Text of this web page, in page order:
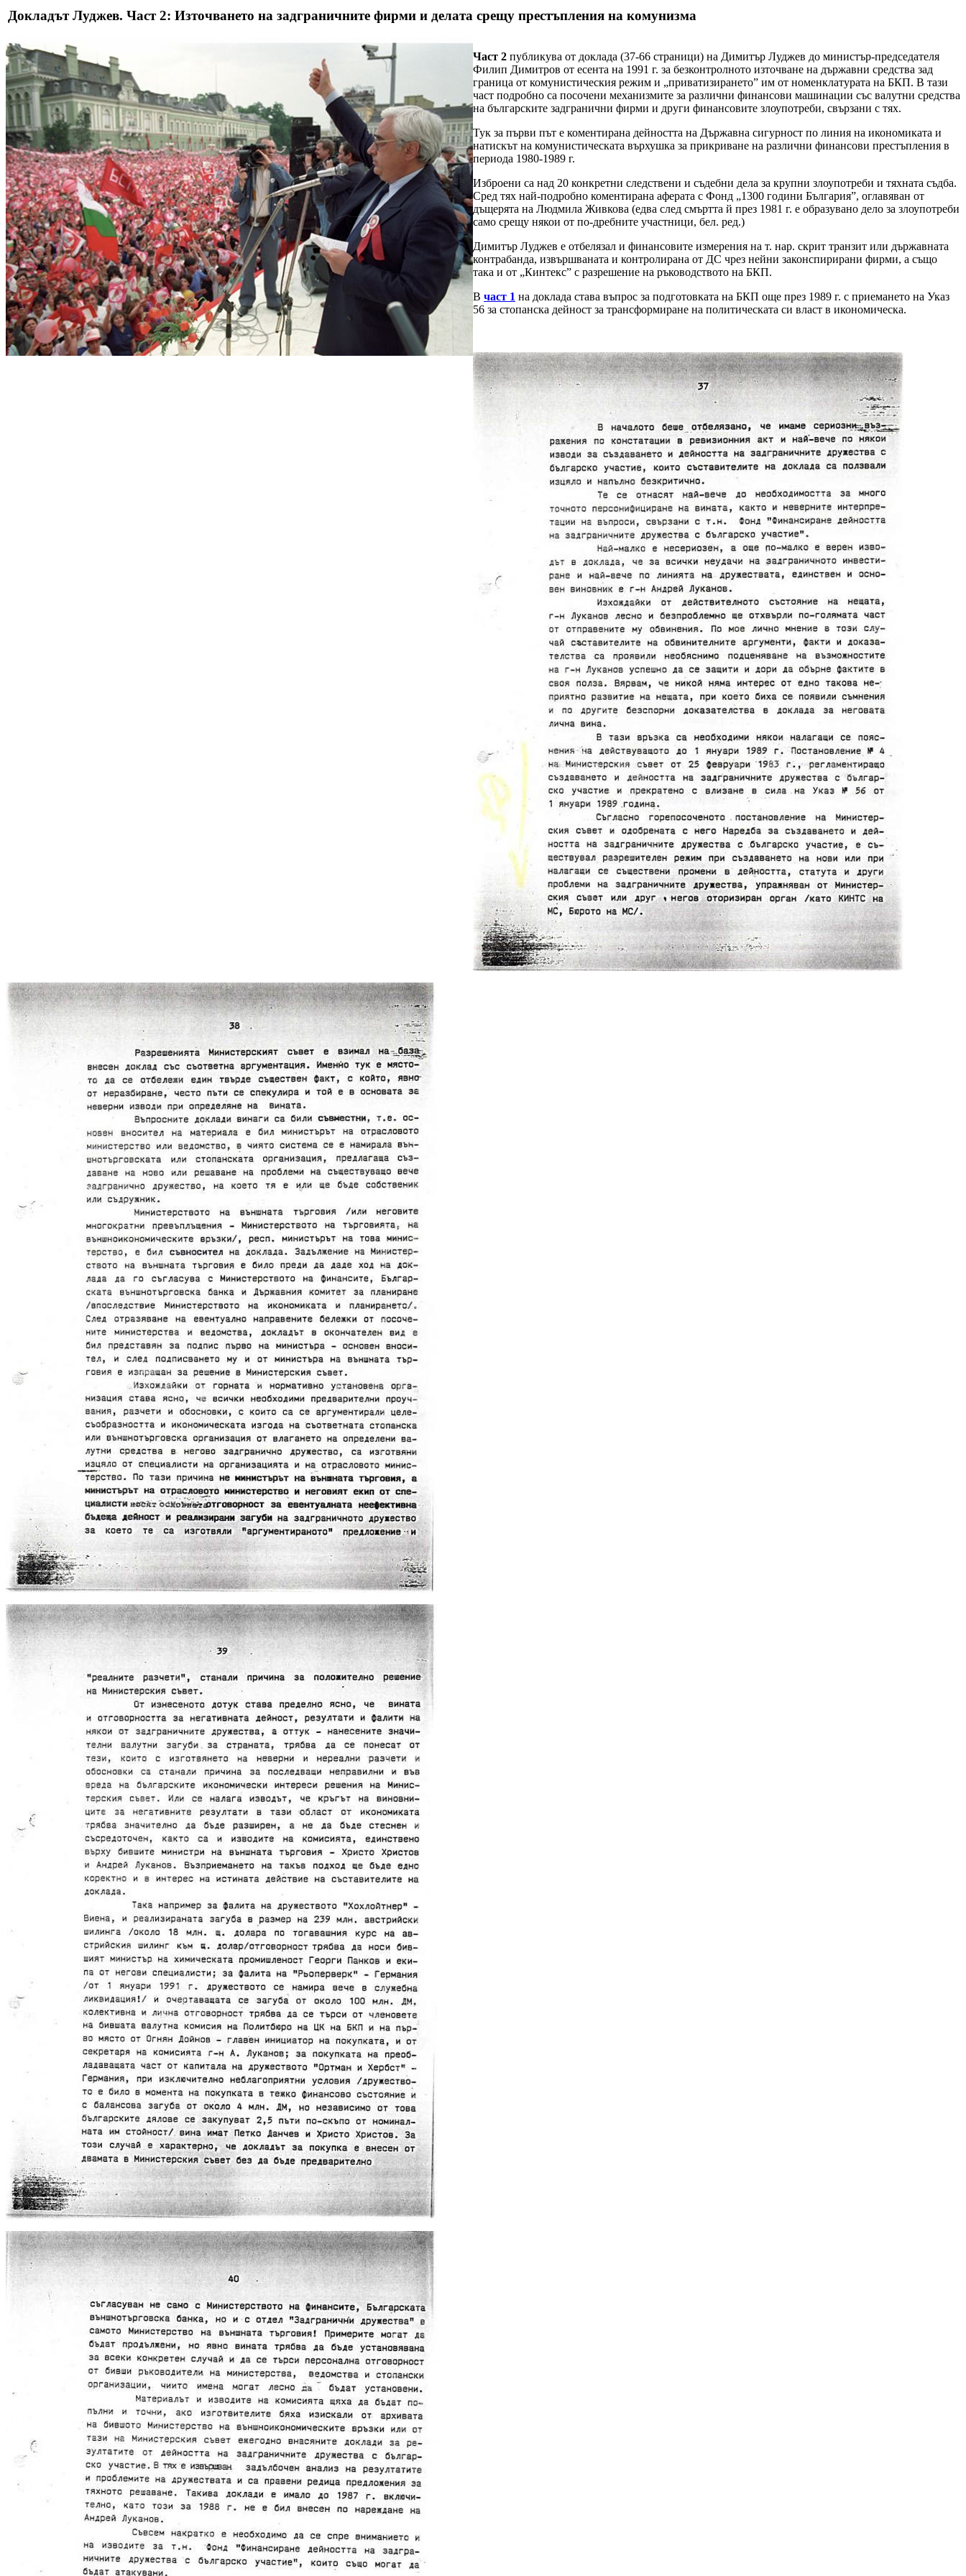
Докладът Луджев. Част 2: Източването на задграничните фирми и делата срещу престъпления на комунизма
Част 2 публикува от доклада (37-66 страници) на Димитър Луджев до министър-председателя
Филип Димитров от есента на 1991 г. за безконтролното източване на държавни средства зад
граница от комунистическия режим и „приватизирането” им от номенклатурата на БКП. В тази
част подробно са посочени механизмите за различни финансови машинации със валутни средства
на българските задгранични фирми и други финансовите злоупотреби, свързани с тях.
Тук за първи път е коментирана дейността на Държавна сигурност по линия на икономиката и
натискът на комунистическата върхушка за прикриване на различни финансови престъпления в
периода 1980-1989 г.
Изброени са над 20 конкретни следствени и съдебни дела за крупни злоупотреби и тяхната съдба.
Сред тях най-подробно коментирана аферата с Фонд „1300 години България”, оглавяван от
дъщерята на Людмила Живкова (едва след смъртта й през 1981 г. е образувано дело за злоупотреби
само срещу някои от по-дребните участници, бел. ред.)
Димитър Луджев е отбелязал и финансовите измерения на т. нар. скрит транзит или държавната
контрабанда, извършваната и контролирана от ДС чрез нейни законспирирани фирми, а също
така и от „Кинтекс” с разрешение на ръководството на БКП.
В част 1 на доклада става въпрос за подготовката на БКП още през 1989 г. с приемането на Указ
56 за стопанска дейност за трансформиране на политическата си власт в икономическа.